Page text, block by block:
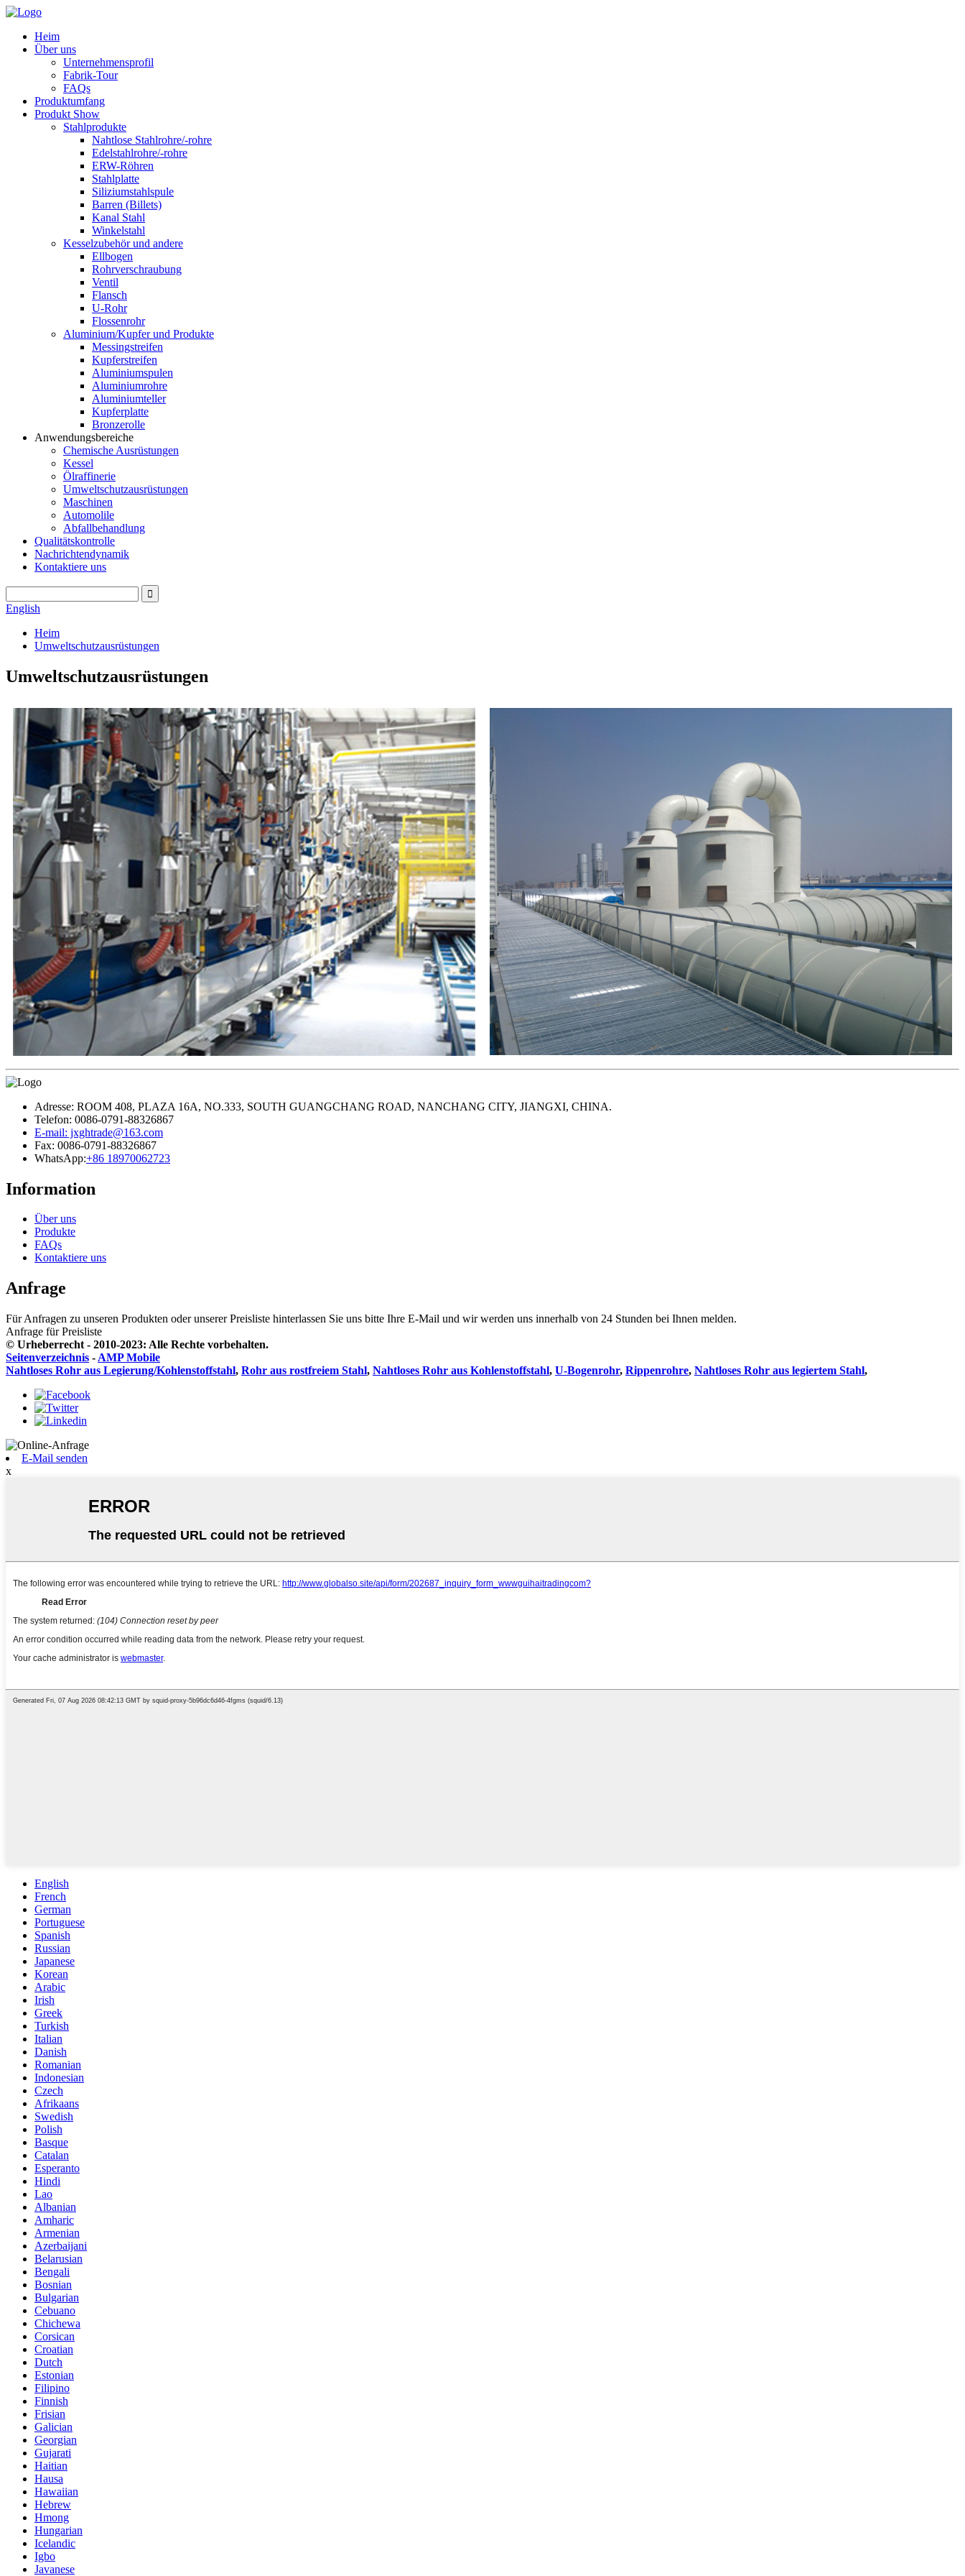
Heim
Über uns
Unternehmensprofil
Fabrik-Tour
FAQs
Produktumfang
Produkt Show
Stahlprodukte
Nahtlose Stahlrohre/-rohre
Edelstahlrohre/-rohre
ERW-Röhren
Stahlplatte
Siliziumstahlspule
Barren (Billets)
Kanal Stahl
Winkelstahl
Kesselzubehör und andere
Ellbogen
Rohrverschraubung
Ventil
Flansch
U-Rohr
Flossenrohr
Aluminium/Kupfer und Produkte
Messingstreifen
Kupferstreifen
Aluminiumspulen
Aluminiumrohre
Aluminiumteller
Kupferplatte
Bronzerolle
Anwendungsbereiche
Chemische Ausrüstungen
Kessel
Ölraffinerie
Umweltschutzausrüstungen
Maschinen
Automolile
Abfallbehandlung
Qualitätskontrolle
Nachrichtendynamik
Kontaktiere uns
English
Heim
Umweltschutzausrüstungen
Umweltschutzausrüstungen
Adresse: ROOM 408, PLAZA 16A, NO.333, SOUTH GUANGCHANG ROAD, NANCHANG CITY, JIANGXI, CHINA.
Telefon: 0086-0791-88326867
E-mail: jxghtrade@163.com
Fax: 0086-0791-88326867
WhatsApp:+86 18970062723
Information
Über uns
Produkte
FAQs
Kontaktiere uns
Anfrage
Für Anfragen zu unseren Produkten oder unserer Preisliste hinterlassen Sie uns bitte Ihre E-Mail und wir werden uns innerhalb von 24 Stunden bei Ihnen melden.
Anfrage für Preisliste
© Urheberrecht - 2010-2023: Alle Rechte vorbehalten.
Seitenverzeichnis - AMP Mobile
Nahtloses Rohr aus Legierung/Kohlenstoffstahl, Rohr aus rostfreiem Stahl, Nahtloses Rohr aus Kohlenstoffstahl, U-Bogenrohr, Rippenrohre, Nahtloses Rohr aus legiertem Stahl,
E-Mail senden
x
English
French
German
Portuguese
Spanish
Russian
Japanese
Korean
Arabic
Irish
Greek
Turkish
Italian
Danish
Romanian
Indonesian
Czech
Afrikaans
Swedish
Polish
Basque
Catalan
Esperanto
Hindi
Lao
Albanian
Amharic
Armenian
Azerbaijani
Belarusian
Bengali
Bosnian
Bulgarian
Cebuano
Chichewa
Corsican
Croatian
Dutch
Estonian
Filipino
Finnish
Frisian
Galician
Georgian
Gujarati
Haitian
Hausa
Hawaiian
Hebrew
Hmong
Hungarian
Icelandic
Igbo
Javanese